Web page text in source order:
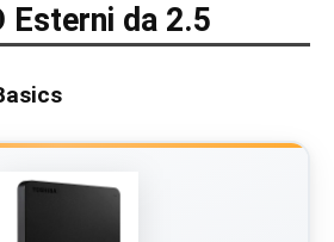
Esterni da 2.5